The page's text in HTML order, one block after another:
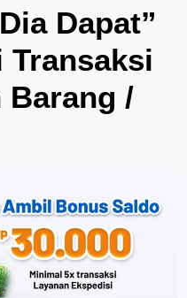
Dapat”
Transaksi
Barang /